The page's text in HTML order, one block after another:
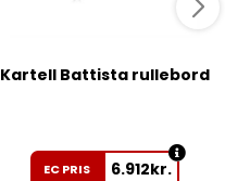
Kartell Battista rullebord
EC PRIS 6.912kr.